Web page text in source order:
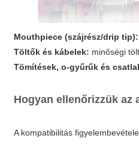
Mouthpiece (szájrész/drip tip):
Töltők és kábelek: minőségi
Tömítések, o-gyűrűk és
Hogyan ellenőrizzük az
A kompatibilitás